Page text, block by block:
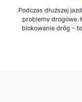
Podczas dłuższej
problemy drogowe.
blokowanie dróg –